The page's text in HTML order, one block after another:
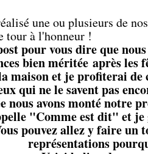
une ou plusieurs de
tour à l'honneur !
pour vous dire que
bien méritée après les
maison et je profiterai de
qui ne le savent pas
nous avons monté notre
"Comme est dit" et je
pouvez allez y faire un
représentations